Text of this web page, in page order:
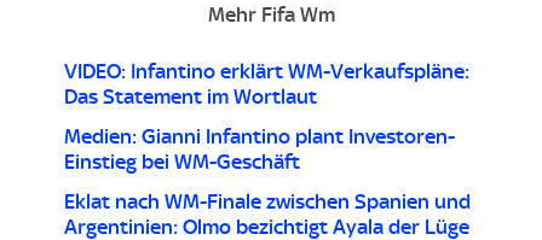
Mehr Fifa Wm
VIDEO: Infantino erklärt WM-Verkaufspläne:
Das Statement im Wortlaut
Medien: Gianni Infantino plant Investoren-
Einstieg bei WM-Geschäft
Eklat nach WM-Finale zwischen Spanien und
Argentinien: Olmo bezichtigt Ayala der Lüge